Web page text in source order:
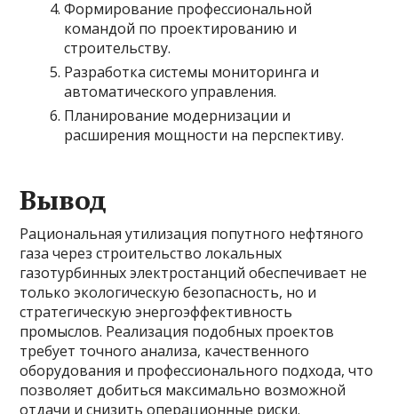
Формирование профессиональной
командой по проектированию и
строительству.
Разработка системы мониторинга и
автоматического управления.
Планирование модернизации и
расширения мощности на перспективу.
Вывод
Рациональная утилизация попутного нефтяного
газа через строительство локальных
газотурбинных электростанций обеспечивает не
только экологическую безопасность, но и
стратегическую энергоэффективность
промыслов. Реализация подобных проектов
требует точного анализа, качественного
оборудования и профессионального подхода, что
позволяет добиться максимально возможной
отдачи и снизить операционные риски.